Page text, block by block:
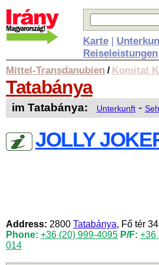
Karte|
Reiseleistungen
Mittel-Transdanubien / Komitat
Tatabánya
im Tatabánya: Unterkunft -
JOLLY
Address: 2800 Tatabánya, Fő tér
Phone: +36 (20) 999-4095 P/F: +36
014